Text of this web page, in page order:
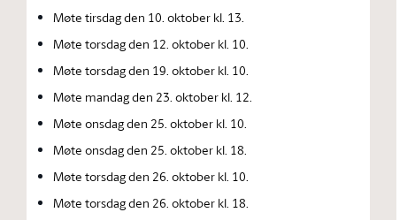
Møte tirsdag den 10. oktober kl. 13.
Møte torsdag den 12. oktober kl. 10.
Møte torsdag den 19. oktober kl. 10.
Møte mandag den 23. oktober kl. 12.
Møte onsdag den 25. oktober kl. 10.
Møte onsdag den 25. oktober kl. 18.
Møte torsdag den 26. oktober kl. 10.
Møte torsdag den 26. oktober kl. 18.